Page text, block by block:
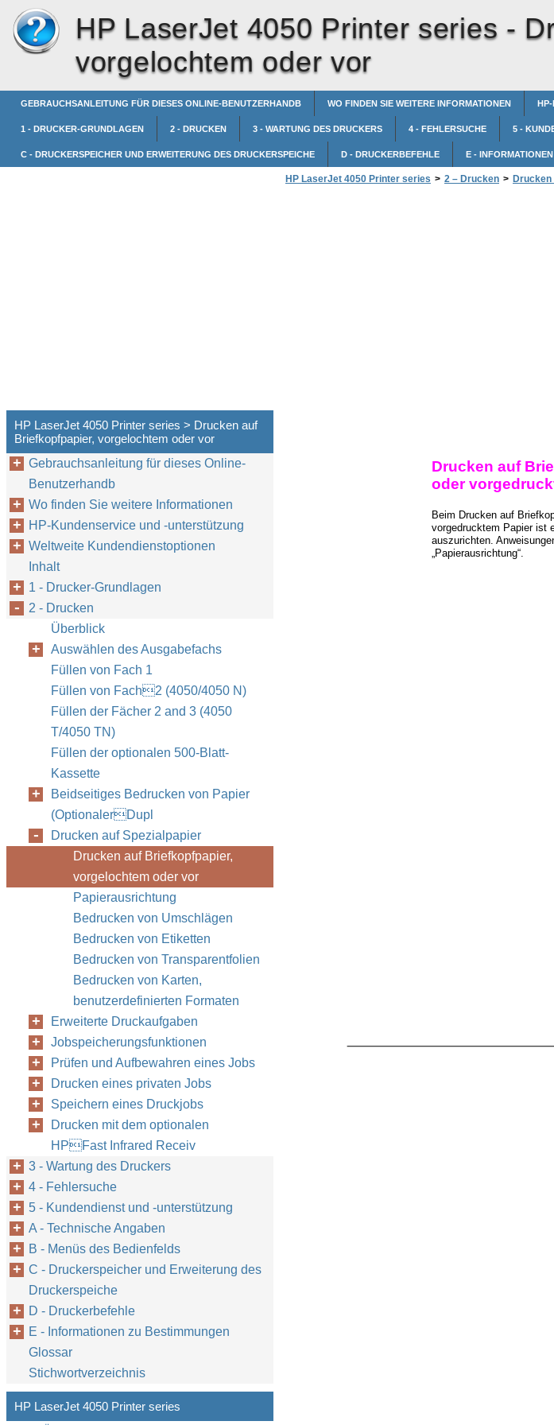
HP LaserJet 4050 Printer series -
vorgelochtem oder vor
GEBRAUCHSANLEITUNG FÜR DIESES ONLINE-BENUTZERHANDB WO FINDEN SIE WEITERE INFORMATIONEN HP-
1 - DRUCKER-GRUNDLAGEN 2 - DRUCKEN 3 - WARTUNG DES DRUCKERS 4 - FEHLERSUCHE 5 -
C - DRUCKERSPEICHER UND ERWEITERUNG DES DRUCKERSPEICHE D - DRUCKERBEFEHLE E -
HP LaserJet 4050 Printer series > 2 – Drucken > Drucken
Drucken auf
oder
Beim Drucken auf
vorgedrucktem Papier ist
auszurichten.
„Papierausrichtung“.
HP LaserJet 4050 Printer series > Drucken auf
Briefkopfpapier, vorgelochtem oder vor
Gebrauchsanleitung für dieses Online-
Benutzerhandb
Wo finden Sie weitere Informationen
HP-Kundenservice und -unterstützung
Weltweite Kundendienstoptionen
Inhalt
1 - Drucker-Grundlagen
2 - Drucken
Überblick
Auswählen des Ausgabefachs
Füllen von Fach 1
Füllen von Fach2 (4050/4050 N)
Füllen der Fächer 2 and 3 (4050
T/4050 TN)
Füllen der optionalen 500-Blatt-
Kassette
Beidseitiges Bedrucken von Papier
(OptionalerDupl
Drucken auf Spezialpapier
Drucken auf Briefkopfpapier,
vorgelochtem oder vor
Papierausrichtung
Bedrucken von Umschlägen
Bedrucken von Etiketten
Bedrucken von Transparentfolien
Bedrucken von Karten,
benutzerdefinierten Formaten
Erweiterte Druckaufgaben
Jobspeicherungsfunktionen
Prüfen und Aufbewahren eines Jobs
Drucken eines privaten Jobs
Speichern eines Druckjobs
Drucken mit dem optionalen
HPFast Infrared Receiv
3 - Wartung des Druckers
4 - Fehlersuche
5 - Kundendienst und -unterstützung
A - Technische Angaben
B - Menüs des Bedienfelds
C - Druckerspeicher und Erweiterung des
Druckerspeiche
D - Druckerbefehle
E - Informationen zu Bestimmungen
Glossar
Stichwortverzeichnis
HP LaserJet 4050 Printer series